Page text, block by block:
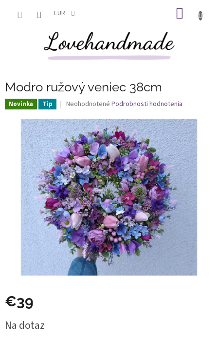
EUR
Modro ružový veniec 38cm
Novinka Tip
Priemerné
produktu
je
0,0
z
5
hviezdičiek.
Neohodnotené Podrobnosti hodnotenia
€39
cena:
Na dotaz